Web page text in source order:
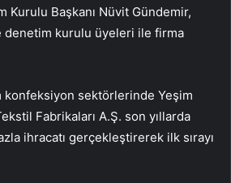
Kurulu Başkanı Nüvit Gündemir,
kurulu üyeleri ile firma
konfeksiyon sektörlerinde Yeşim
Fabrikaları A.Ş. son yıllarda
ihracatı gerçekleştirerek ilk sırayı